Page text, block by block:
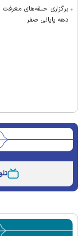
برگزاری حلقه‌های
دهه پایانی صفر